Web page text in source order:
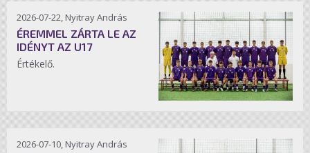
2026-07-22, Nyitray András
ÉREMMEL ZÁRTA LE AZ
IDÉNYT AZ U17
Értékelő.
2026-07-10, Nyitray András